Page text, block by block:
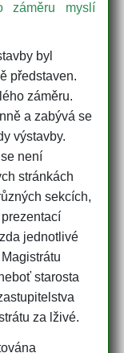
myslí
byl
představen.
záměru.
a zabývá se
výstavby.
není
stránkách
sekcích,
jednotlivé
starosta
za lživé.